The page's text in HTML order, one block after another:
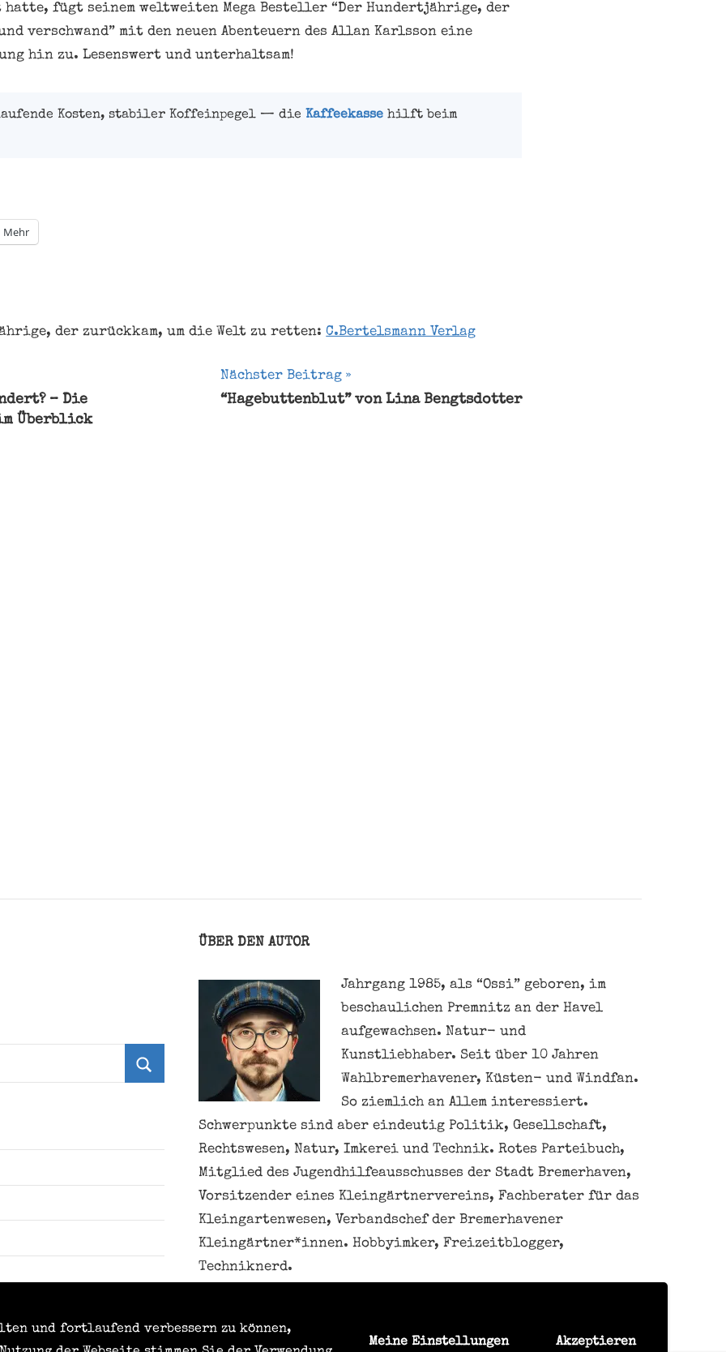
und fortlaufend verbessern zu können,
Meine Einstellungen Akzeptieren
fügt seinem weltweiten Mega Besteller “Der Hundertjährige, der
verschwand” mit den neuen Abenteuern des Allan Karlsson eine
hin zu. Lesenswert und unterhaltsam!
Kosten, stabiler Koffeinpegel — die Kaffeekassehilft beim
Mehr
der zurückkam, um die Welt zu retten:C.Bertelsmann Verlag
– Die
Überblick
Nächster Beitrag
“Hagebuttenblut” von Lina Bengtsdotter
ÜBER DEN AUTOR
Jahrgang 1985, als “Ossi” geboren, im
beschaulichen Premnitz an der Havel
aufgewachsen. Natur- und
Kunstliebhaber. Seit über 10 Jahren
Wahlbremerhavener, Küsten- und Windfan.
So ziemlich an Allem interessiert.
Schwerpunkte sind aber eindeutig Politik, Gesellschaft,
Rechtswesen, Natur, Imkerei und Technik. Rotes Parteibuch,
Mitglied des Jugendhilfeausschusses der Stadt Bremerhaven,
Vorsitzender eines Kleingärtnervereins, Fachberater für das
Kleingartenwesen, Verbandschef der Bremerhavener
Kleingärtner*innen. Hobbyimker, Freizeitblogger,
Techniknerd.
Meine personenbezogenen Daten nicht verkaufen oder